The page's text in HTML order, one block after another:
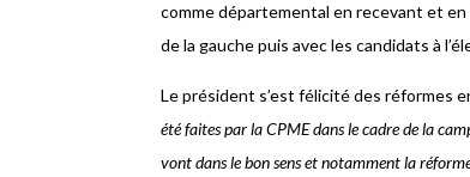
comme départemental en recevant et en
de la gauche puis avec les candidats à
Le président s’est félicité des réformes
été faites par la CPME dans le cadre de la
vont dans le bon sens et notamment la